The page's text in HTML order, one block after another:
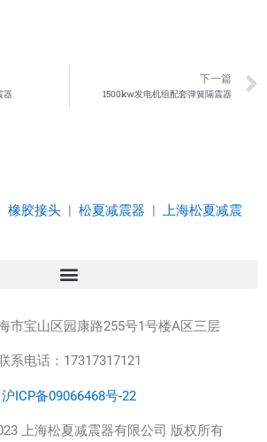
器
下一篇
1500kw发电机组配套弹簧隔震器
橡胶接头 | 松夏减震器 | 上海松夏减震
市宝山区园康路255号1号楼A区三层
系电话：17317317121
沪ICP备09066468号-22
上海松夏减震器有限公司 版权所有